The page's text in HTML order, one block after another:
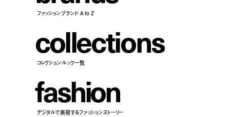
ファッションブランド A to Z
collections
コレクションルック一覧
fashion
デジタルで表現するファッションストーリー